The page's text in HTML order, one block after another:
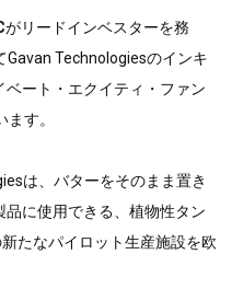
がリードインベスターを務
Gavan Technologiesのインキ
ベート・エクイティ・ファン
す。
は、バターをそのまま置き
に使用できる、植物性タン
新たなパイロット生産施設を欧